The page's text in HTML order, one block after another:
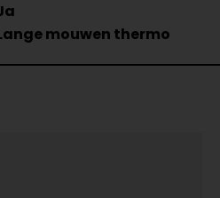
mouwen thermo